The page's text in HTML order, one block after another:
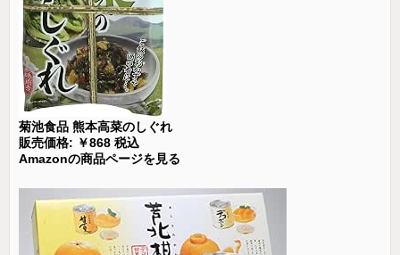
菊池食品 熊本高菜のしぐれ
販売価格: ￥868 税込
Amazonの商品ページを見る